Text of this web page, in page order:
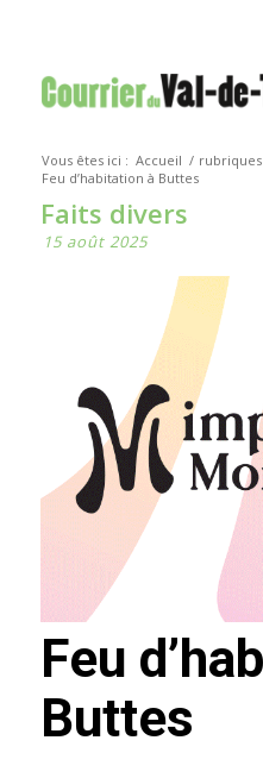
Vous êtes ici : Accueil / rubriques
Feu d’habitation à Buttes
Faits divers
15 août 2025
Feu d’habitation à
Buttes